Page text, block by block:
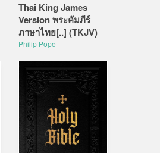
Thai King James
Version พระคัมภีร์
ภาษาไทย[..] (TKJV)
Philip Pope